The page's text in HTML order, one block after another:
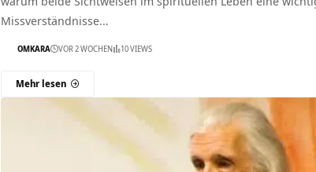
Missverständnisse…
OMKARA VOR 2 WOCHEN 10 VIEWS
Mehr lesen